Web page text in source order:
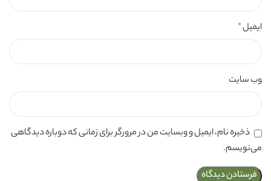
ایمیل*
وب‌ سایت
ذخیره نام، ایمیل و وبسایت من در مرورگر برای زمانی که دوباره دیدگاهی
می‌نویسم.